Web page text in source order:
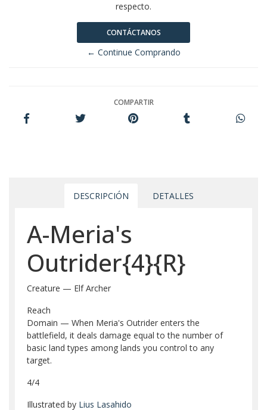
respecto.
CONTÁCTANOS
← Continue Comprando
COMPARTIR
DESCRIPCIÓN DETALLES
A-Meria's
Outrider{4}{R}
Creature — Elf Archer
Reach
Domain — When Meria's Outrider enters the
battlefield, it deals damage equal to the number of
basic land types among lands you control to any
target.
4/4
Illustrated by Lius Lasahido